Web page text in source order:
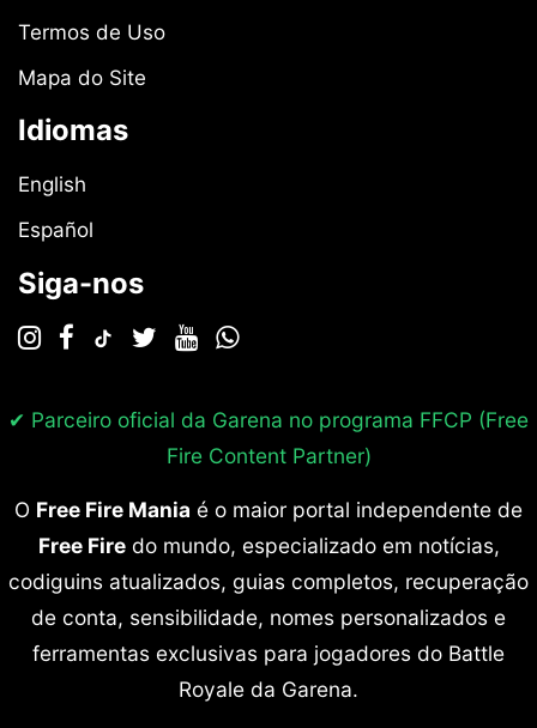
Termos de Uso
Mapa do Site
Idiomas
English
Español
Siga-nos
✔ Parceiro oficial da Garena no programa FFCP (Free
Fire Content Partner)
O Free Fire Mania é o maior portal independente de
Free Firedo mundo, especializado em notícias,
codiguins atualizados, guias completos, recuperação
de conta, sensibilidade, nomes personalizados e
ferramentas exclusivas para jogadores do Battle
Royale da Garena.